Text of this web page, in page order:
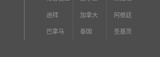
迪拜 加拿大 阿根廷
巴拿马 泰国 圣基茨